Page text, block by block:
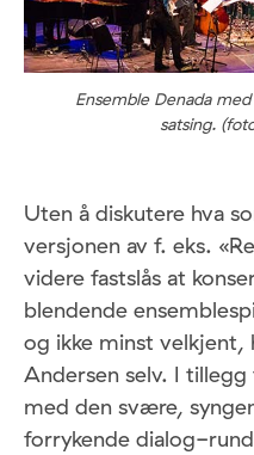
Ensemble Denada
satsing.
Uten å diskutere hva
versjonen av f. eks.
videre fastslås at
blendende
og ikke minst
Andersen selv. I
med den svære,
forrykende dialog-